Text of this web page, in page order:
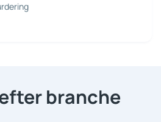
branche